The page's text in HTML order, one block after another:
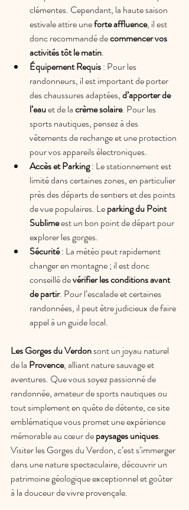
clémentes. Cependant, la haute saison
estivale attire une forte affluence, il est
donc recommandé de commencer vos
activités tôt le matin.
Équipement Requis : Pour les
randonneurs, il est important de porter
des chaussures adaptées, d’apporter de
l’eau et de la crème solaire. Pour les
sports nautiques, pensez à des
vêtements de rechange et une protection
pour vos appareils électroniques.
Accès et Parking : Le stationnement est
limité dans certaines zones, en particulier
près des départs de sentiers et des points
de vue populaires. Le parking du Point
Sublime est un bon point de départ pour
explorer les gorges.
Sécurité : La météo peut rapidement
changer en montagne ; il est donc
conseillé de vérifier les conditions avant
de partir. Pour l’escalade et certaines
randonnées, il peut être judicieux de faire
appel à un guide local.
Les Gorges du Verdon sont un joyau naturel
de la Provence, alliant nature sauvage et
aventures. Que vous soyez passionné de
randonnée, amateur de sports nautiques ou
tout simplement en quête de détente, ce site
emblématique vous promet une expérience
mémorable au cœur de paysages uniques.
Visiter les Gorges du Verdon, c’est s’immerger
dans une nature spectaculaire, découvrir un
patrimoine géologique exceptionnel et goûter
à la douceur de vivre provençale.